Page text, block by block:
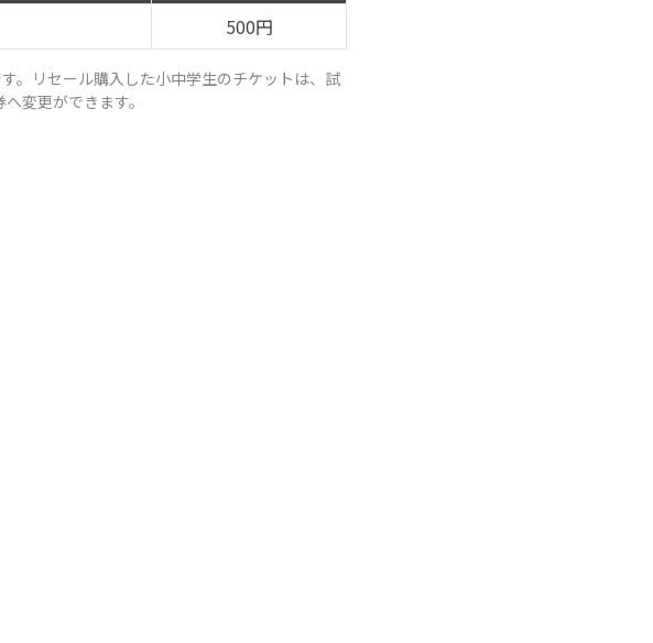
500円
。リセール購入した小中学生のチケットは、試
変更ができます。